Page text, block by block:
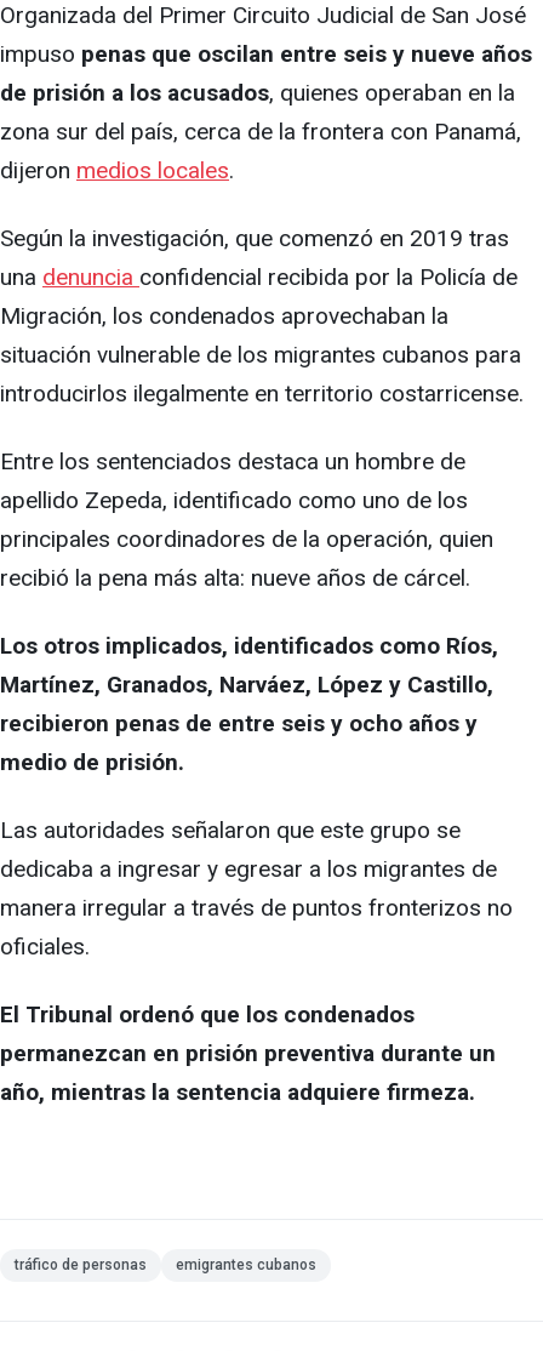
Organizada del Primer Circuito Judicial de San José
impuso penas que oscilan entre seis y nueve años
de prisión a los acusados, quienes operaban en la
zona sur del país, cerca de la frontera con Panamá,
dijeron medios locales.
Según la investigación, que comenzó en 2019 tras
una denuncia confidencial recibida por la Policía de
Migración, los condenados aprovechaban la
situación vulnerable de los migrantes cubanos para
introducirlos ilegalmente en territorio costarricense.
Entre los sentenciados destaca un hombre de
apellido Zepeda, identificado como uno de los
principales coordinadores de la operación, quien
recibió la pena más alta: nueve años de cárcel.
Los otros implicados, identificados como Ríos,
Martínez, Granados, Narváez, López y Castillo,
recibieron penas de entre seis y ocho años y
medio de prisión.
Las autoridades señalaron que este grupo se
dedicaba a ingresar y egresar a los migrantes de
manera irregular a través de puntos fronterizos no
oficiales.
El Tribunal ordenó que los condenados
permanezcan en prisión preventiva durante un
año, mientras la sentencia adquiere firmeza.
tráfico de personas emigrantes cubanos